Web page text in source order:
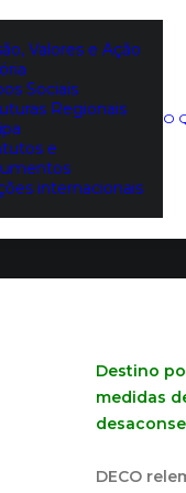
Valores e Ação
Sociais
Regionais
e
internacionais
O
Destino
medidas
DECO